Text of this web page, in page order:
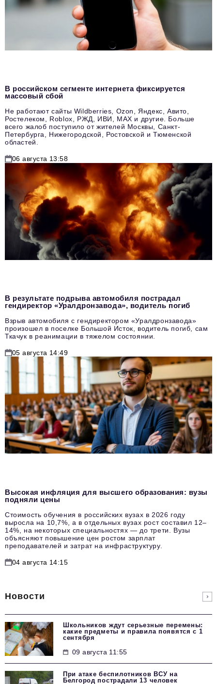
В российском сегменте интернета фиксируется
массовый сбой
Не работают сайты Wildberries, Ozon, Яндекс, Авито,
Ростелеком, Roblox, РЖД, ИВИ, MAX и другие. Больше
всего жалоб поступило от жителей Москвы, Санкт-
Петербурга, Нижегородской, Ростовской и Тюменской
областей.
06 августа 13:58
В результате подрыва автомобиля пострадал
гендиректор «Уралдронзавода», водитель погиб
Взрыв автомобиля с гендиректором «Уралдронзавода»
произошел в поселке Большой Исток, водитель погиб, сам
Ткачук в реанимации в тяжелом состоянии.
05 августа 14:49
Высокая инфляция для высшего образования: вузы
подняли цены
Стоимость обучения в российских вузах в 2026 году
выросла на 10,7%, а в отдельных вузах рост составил 12–
14%, на некоторых специальностях — до трети. Вузы
объясняют повышение цен ростом зарплат
преподавателей и затрат на инфраструктуру.
04 августа 14:15
Новости
Школьников ждут серьезные перемены:
какие предметы и правила появятся с 1
сентября
09 августа 11:55
При атаке беспилотников ВСУ на
Белгород пострадали 13 человек